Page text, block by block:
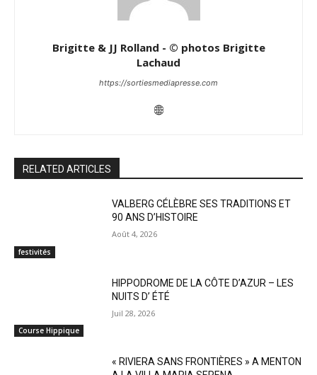
Brigitte & JJ Rolland - © photos Brigitte
Lachaud
https://sortiesmediapresse.com
RELATED ARTICLES
festivités
VALBERG CÉLÈBRE SES TRADITIONS ET
90 ANS D’HISTOIRE
Août 4, 2026
Course Hippique
HIPPODROME DE LA CÔTE D’AZUR – LES
NUITS D’ ÉTÉ
Juil 28, 2026
« RIVIERA SANS FRONTIÈRES » A MENTON